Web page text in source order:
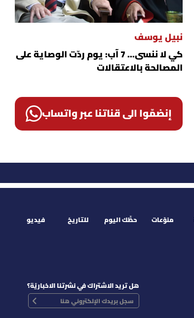
نبيل يوسف
كي لا ننسى... 7 آب: يوم ردّت الوصاية على
المصالحة بالاعتقالات
إنضمّوا الى قناتنا عبر واتساب
منوّعات حظّك اليوم للتاريخ فيديو
هل تريد الاشتراك في نشرتنا الاخباريّة؟